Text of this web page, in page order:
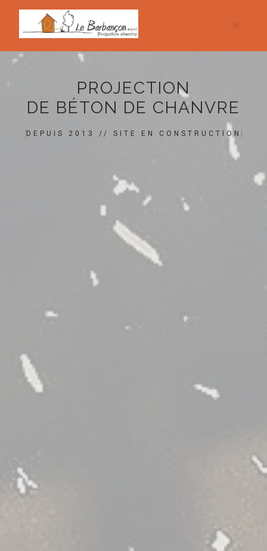
PROJECTION
DE BÉTON DE CHANVRE
DEPUIS 2013 // SITE EN CONSTRUCTION